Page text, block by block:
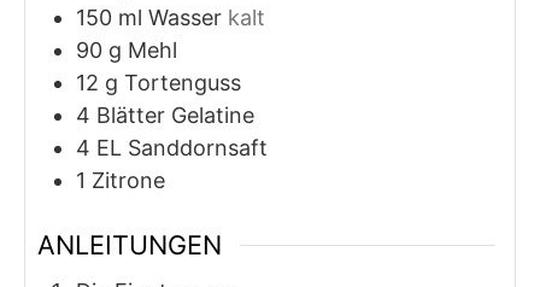
150 ml Wasser kalt
90 g Mehl
12 g Tortenguss
4 Blätter Gelatine
4 EL Sanddornsaft
1 Zitrone
ANLEITUNGEN